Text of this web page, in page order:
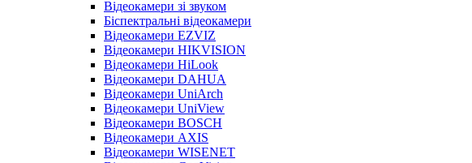
Відеокамери зі звуком
Біспектральні відеокамери
Відеокамери EZVIZ
Відеокамери HIKVISION
Відеокамери HiLook
Відеокамери DAHUA
Відеокамери UniArch
Відеокамери UniView
Відеокамери BOSCH
Відеокамери AXIS
Відеокамери WISENET